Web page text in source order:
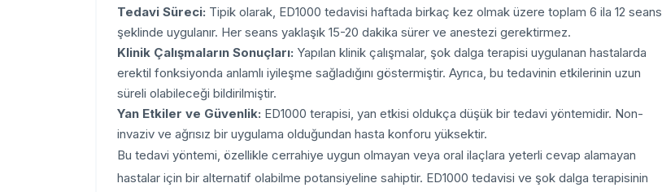
Tedavi Süreci: Tipik olarak, ED1000 tedavisi haftada birkaç kez olmak üzere toplam 6 ila 12 seans
şeklinde uygulanır. Her seans yaklaşık 15-20 dakika sürer ve anestezi gerektirmez.
Klinik Çalışmaların Sonuçları: Yapılan klinik çalışmalar, şok dalga terapisi uygulanan hastalarda
erektil fonksiyonda anlamlı iyileşme sağladığını göstermiştir. Ayrıca, bu tedavinin etkilerinin uzun
süreli olabileceği bildirilmiştir.
Yan Etkiler ve Güvenlik: ED1000 terapisi, yan etkisi oldukça düşük bir tedavi yöntemidir. Non-
invaziv ve ağrısız bir uygulama olduğundan hasta konforu yüksektir.
Bu tedavi yöntemi, özellikle cerrahiye uygun olmayan veya oral ilaçlara yeterli cevap alamayan
hastalar için bir alternatif olabilme potansiyeline sahiptir. ED1000 tedavisi ve şok dalga terapisinin